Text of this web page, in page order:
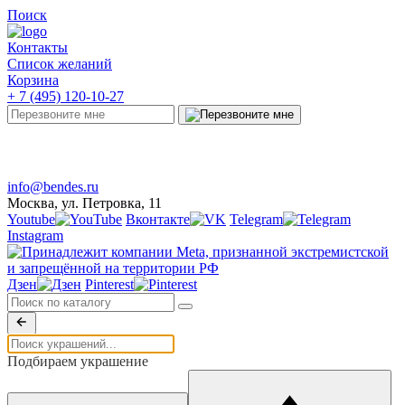
Поиск
Контакты
Список желаний
Корзина
+ 7 (495) 120-10-27
info@bendes.ru
Москва, ул. Петровка, 11
Youtube
Вконтакте
Telegram
Instagram
Дзен Pinterest
Подбираем украшение